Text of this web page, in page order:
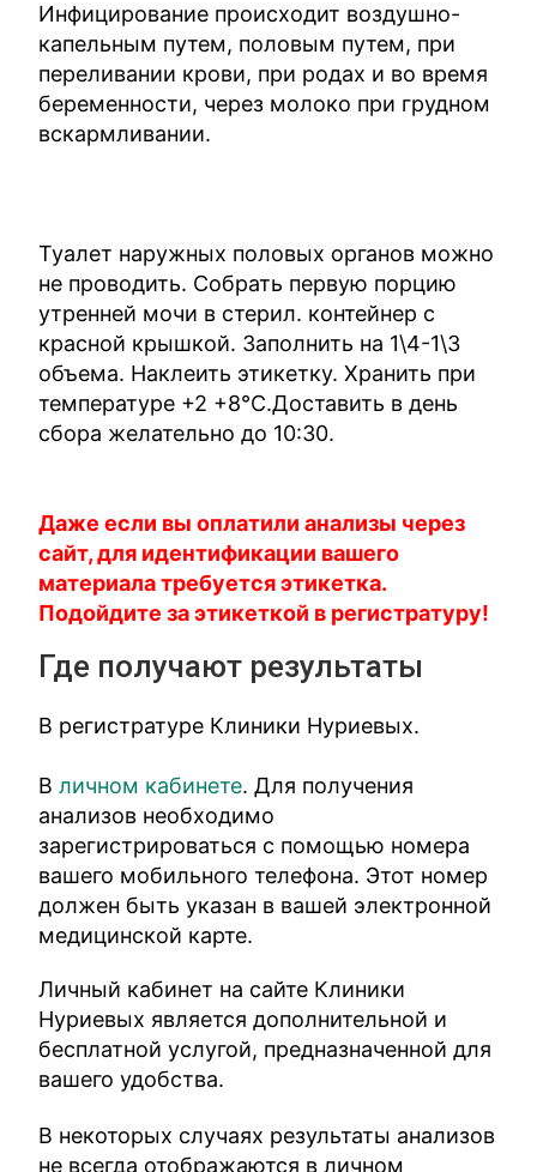
Инфицирование происходит воздушно-
капельным путем, половым путем, при
переливании крови, при родах и во время
беременности, через молоко при грудном
вскармливании.
Туалет наружных половых органов можно
не проводить. Собрать первую порцию
утренней мочи в стерил. контейнер с
красной крышкой. Заполнить на 1\4-1\3
объема. Наклеить этикетку. Хранить при
температуре +2 +8°С.Доставить в день
сбора желательно до 10:30.
Даже если вы оплатили анализы через
сайт, для идентификации вашего
материала требуется этикетка.
Подойдите за этикеткой в регистратуру!
Где получают результаты
В регистратуре Клиники Нуриевых.
Вличном кабинете. Для получения
анализов необходимо
зарегистрироваться с помощью номера
вашего мобильного телефона. Этот номер
должен быть указан в вашей электронной
медицинской карте.
Личный кабинет на сайте Клиники
Нуриевых является дополнительной и
бесплатной услугой, предназначенной для
вашего удобства.
В некоторых случаях результаты анализов
не всегда отображаются в личном